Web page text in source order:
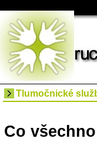
Tlumočnické
Co